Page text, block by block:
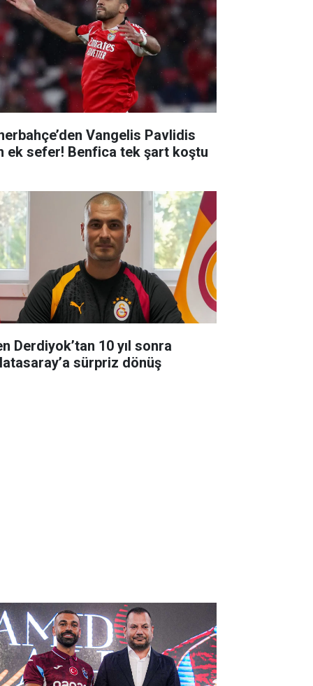
Vangelis Pavlidis
ek sefer! Benfica tek şart koştu
Derdiyok’tan 10 yıl sonra
sürpriz dönüş